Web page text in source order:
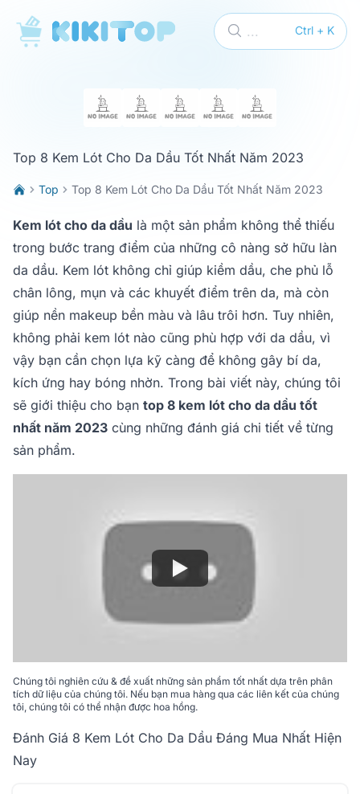
KikiTop Ctrl + K
...
Top 8 Kem Lót Cho Da Dầu Tốt Nhất Năm 2023
Top Top 8 Kem Lót Cho Da Dầu Tốt Nhất Năm 2023
Kem lót cho da dầu là một sản phẩm không thể thiếu
trong bước trang điểm của những cô nàng sở hữu làn
da dầu. Kem lót không chỉ giúp kiềm dầu, che phủ lỗ
chân lông, mụn và các khuyết điểm trên da, mà còn
giúp nền makeup bền màu và lâu trôi hơn. Tuy nhiên,
không phải kem lót nào cũng phù hợp với da dầu, vì
vậy bạn cần chọn lựa kỹ càng để không gây bí da,
kích ứng hay bóng nhờn. Trong bài viết này, chúng tôi
sẽ giới thiệu cho bạn top 8 kem lót cho da dầu tốt
nhất năm 2023 cùng những đánh giá chi tiết về từng
sản phẩm.
Chúng tôi nghiên cứu & đề xuất những sản phẩm tốt nhất dựa trên phân
tích dữ liệu của chúng tôi. Nếu bạn mua hàng qua các liên kết của chúng
tôi, chúng tôi có thể nhận được hoa hồng.
Đánh Giá 8 Kem Lót Cho Da Dầu Đáng Mua Nhất Hiện
Nay